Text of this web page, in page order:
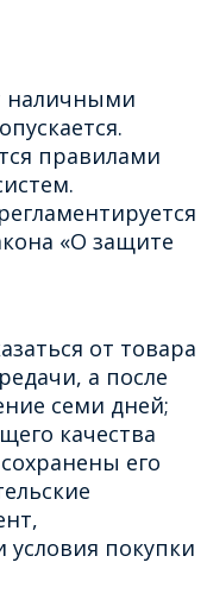
наличными
правилами
«О защите
от товара
а после
семи дней;
качества
его
покупки